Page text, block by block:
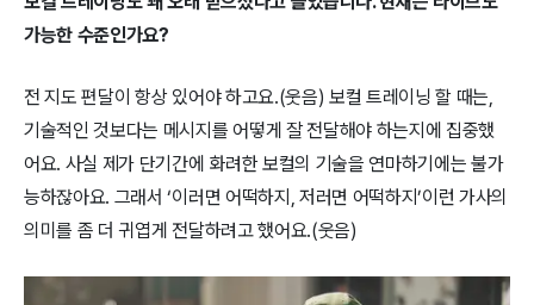
가능한 수준인가요?
전 지도 편달이 항상 있어야 하고요.(웃음) 보컬 트레이닝 할 때는,
기술적인 것보다는 메시지를 어떻게 잘 전달해야 하는지에 집중했
어요. 사실 제가 단기간에 화려한 보컬의 기술을 연마하기에는 불가
능하잖아요. 그래서 ‘이러면 어떡하지, 저러면 어떡하지’이런 가사의
의미를 좀 더 귀엽게 전달하려고 했어요.(웃음)